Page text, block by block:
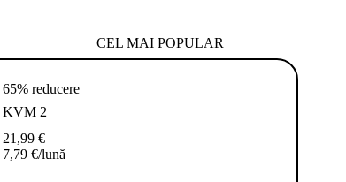
CEL MAI POPULAR
65% reducere
KVM 2
21,99 €
7,79 €/lună